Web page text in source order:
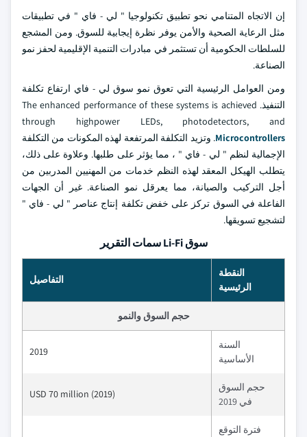
إن الاتجاه المتنامي نحو تطبيق تكنولوجيا " لي - فاي " في تطبيقات
مثل الرعاية الصحية والأمن يوفر نظرة إيجابية للسوق. ومن المشجع
للسلطات الحكومية أن تستثمر في مبادرات التنمية الإقليمية لحفز نمو
الصناعة.
ومن العوامل الرئيسية التي تعوق نمو سوق لي - فاي ارتفاع تكلفة
التنفيذ. The enhanced performance of these systems is achieved
through highpower LEDs, photodetectors, and
Microcontrollers. وتزيد التكلفة المرتفعة لهذه المكونات من التكلفة
الإجمالية لنظم " لي - فاي " ، مما يؤثر على طلبها. وعلاوة على ذلك،
يتطلب الهيكل المعقد لهذه النظم خدمات من المهنيين المدربين من
أجل التركيب والصيانة، مما يعرقل نمو الصناعة. غير أن الجهات
الفاعلة في السوق تركز على خفض تكلفة إنتاج عناصر " لي - فاي "
لتشجيع تسويقها.
سوق Li-Fi سمات التقرير
النقطة
الرئيسية
التفاصيل
حجم السوق والنمو
السنة
الأساسية
2019
حجم السوق
في 2019
USD 70 million (2019)
فترة التوقع